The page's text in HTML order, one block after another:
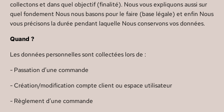
collectons et dans quel objectif (finalité). Nous vous expliquons aussi sur
quel fondement Nous nous basons pour le faire (base légale) et enfin Nous
vous précisons la durée pendant laquelle Nous conservons vos données.
Quand ?
Les données personnelles sont collectées lors de :
- Passation d’une commande
- Création/modification compte client ou espace utilisateur
- Règlement d’une commande